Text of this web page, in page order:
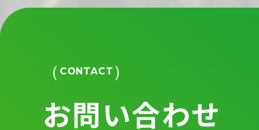
CONTACT
お問い合わせ